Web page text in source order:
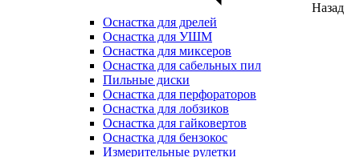
Назад
Оснастка для дрелей
Оснастка для УШМ
Оснастка для миксеров
Оснастка для сабельных пил
Пильные диски
Оснастка для перфораторов
Оснастка для лобзиков
Оснастка для гайковертов
Оснастка для бензокос
Измерительные рулетки